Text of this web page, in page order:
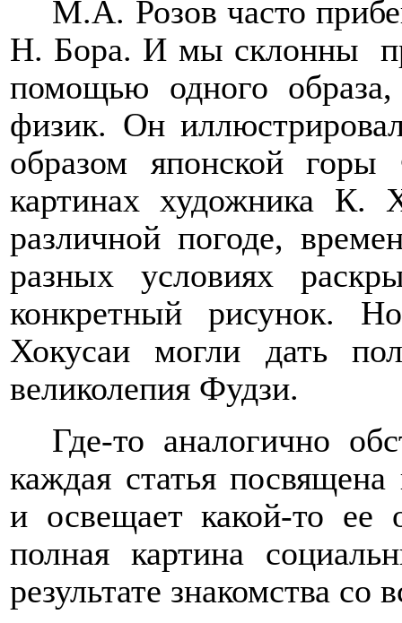
М.А. Розов часто
Н. Бора. И мы склонны
помощью одного образа,
физик. Он
образом японской горы
картинах художника К.
различной погоде,
разных условиях
конкретный рисунок.
Хокусаи могли дать
великолепия Фудзи.
Где-то аналогично
каждая статья
и освещает какой-то ее
полная картина
результате знакомства